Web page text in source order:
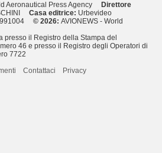
Aeronautical Press Agency
Direttore
Casa editrice: Urbevideo
© 2026: AVIONEWS - World
presso il Registro della Stampa del
46 e presso il Registro degli Operatori di
7722
Contattaci
Privacy